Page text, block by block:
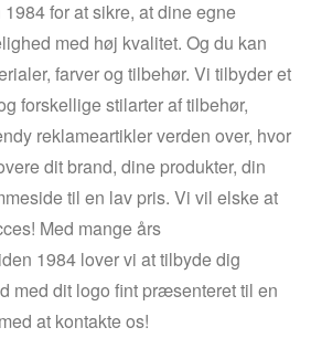
for at sikre, at dine egne
med høj kvalitet. Og du kan
farver og tilbehør. Vi tilbyder et
forskellige stilarter af tilbehør,
reklameartikler verden over, hvor
dit brand, dine produkter, din
til en lav pris. Vi vil elske at
Med mange års
1984 lover vi at tilbyde dig
med dit logo fint præsenteret til en
at kontakte os!